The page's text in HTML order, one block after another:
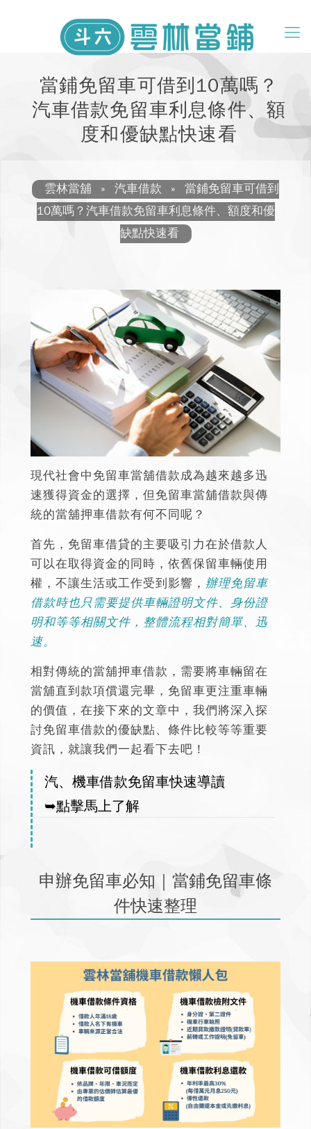
當鋪免留車可借到10萬嗎？
汽車借款免留車利息條件、額
度和優缺點快速看
雲林當舖 » 汽車借款 »
當鋪免留車可借到
10萬嗎？汽車借款免留車利息條件、額度和優
缺點快速看
現代社會中免留車當舖借款成為越來越多迅
速獲得資金的選擇，但免留車當舖借款與傳
統的當舖押車借款有何不同呢？
首先，免留車借貸的主要吸引力在於借款人
可以在取得資金的同時，依舊保留車輛使用
權，不讓生活或工作受到影響， 辦理免留車
借款時也只需要提供車輛證明文件、身份證
明和等等相關文件，整體流程相對簡單、迅
速。
相對傳統的當舖押車借款，需要將車輛留在
當舖直到款項償還完畢，免留車更注重車輛
的價值，在接下來的文章中，我們將深入探
討免留車借款的優缺點、條件比較等等重要
資訊，就讓我們一起看下去吧！
汽、機車借款免留車快速導讀
➥點擊馬上了解
申辦免留車必知｜當鋪免留車條
件快速整理